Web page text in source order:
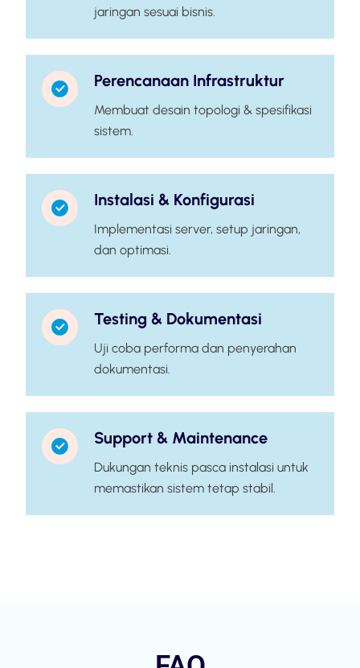
jaringan sesuai bisnis.
Perencanaan Infrastruktur
Membuat desain topologi & spesifikasi
sistem.
Instalasi & Konfigurasi
Implementasi server, setup jaringan,
dan optimasi.
Testing & Dokumentasi
Uji coba performa dan penyerahan
dokumentasi.
Support & Maintenance
Dukungan teknis pasca instalasi untuk
memastikan sistem tetap stabil.